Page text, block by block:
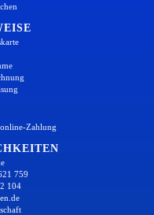
Zahlung
759
104